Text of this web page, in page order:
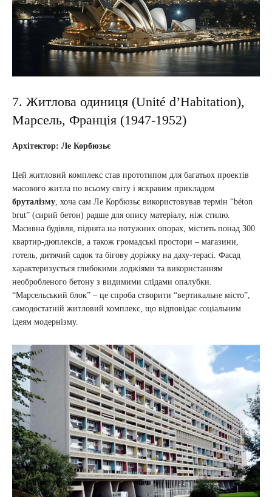
7. Житлова одиниця (Unité d’Habitation),
Марсель, Франція (1947-1952)
Архітектор: Ле Корбюзьє
Цей житловий комплекс став прототипом для багатьох проектів
масового житла по всьому світу і яскравим прикладом
бруталізму, хоча сам Ле Корбюзьє використовував термін “béton
brut” (сирий бетон) радше для опису матеріалу, ніж стилю.
Масивна будівля, піднята на потужних опорах, містить понад 300
квартир-дюплексів, а також громадські простори – магазини,
готель, дитячий садок та бігову доріжку на даху-терасі. Фасад
характеризується глибокими лоджіями та використанням
необробленого бетону з видимими слідами опалубки.
“Марсельський блок” – це спроба створити “вертикальне місто”,
самодостатній житловий комплекс, що відповідає соціальним
ідеям модернізму.